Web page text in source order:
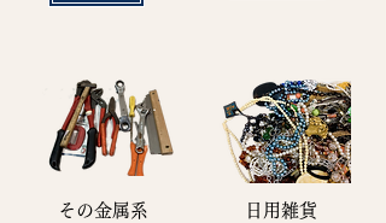
その金属系 日用雑貨